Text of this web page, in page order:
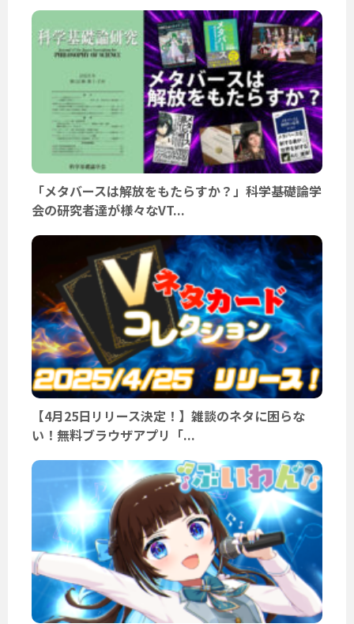
「メタバースは解放をもたらすか？」科学基礎論学
会の研究者達が様々なVT...
【4月25日リリース決定！】雑談のネタに困らな
い！無料ブラウザアプリ「...